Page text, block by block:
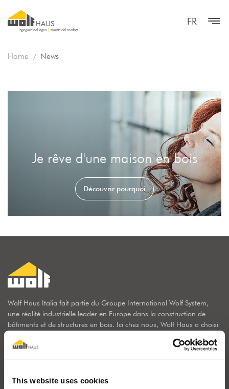
This website uses cookies
FR
Home News
Je rêve d'une maison en bois
Découvrir pourquoi
Wolf Haus Italia fait partie du Groupe International Wolf System,
une réalité industrielle leader en Europe dans la construction de
bâtiments et de structures en bois. Ici chez nous, Wolf Haus a choisi
contact d'un riche paysage naturel : le Tyrol du Sud.
Zona Industriale Wolf - 39040 Campo di Trens (BZ) Italie